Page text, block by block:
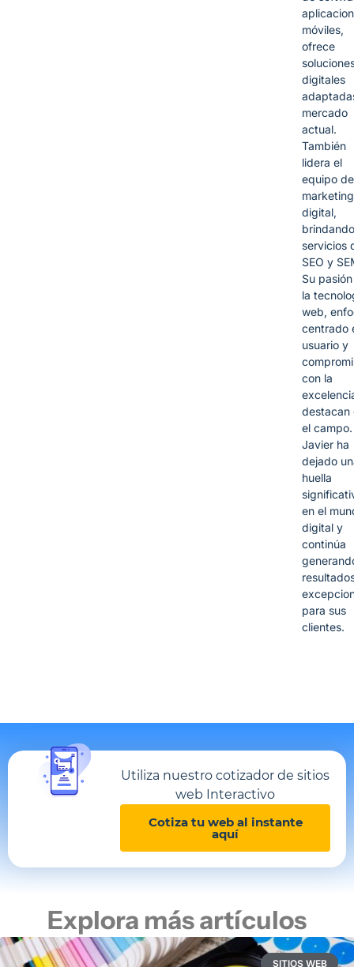
móviles,
ofrece
digitales
mercado
actual.
También
lidera el
equipo de
marketing
digital,
brindando
servicios
SEO y
Su
la
web,
centrado
usuario y
con la
destacan
el campo.
Javier ha
dejado
huella
en el
digital y
continúa
para sus
clientes.
Utiliza nuestro cotizador de sitios
web Interactivo
Cotiza tu web al instante
aquí
Explora más artículos
SITIOS WEB